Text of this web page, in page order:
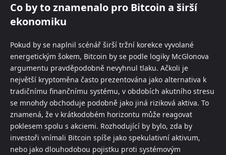
Co by to znamenalo pro Bitcoin a širší
ekonomiku
Pokud by se naplnil scénář širší tržní korekce vyvolané
energetickým šokem, Bitcoin by se podle logiky McGlonova
argumentu pravděpodobně nevyhnul tlaku. Ačkoli je
největší kryptoměna často prezentována jako alternativa k
tradičnímu finančnímu systému, v obdobích akutního stresu
se mnohdy obchoduje podobně jako jiná riziková aktiva. To
znamená, že v krátkodobém horizontu může reagovat
poklesem spolu s akciemi. Rozhodující by bylo, zda by
investoři vnímali Bitcoin spíše jako spekulativní aktivum,
nebo jako dlouhodobou pojistku proti systémovým